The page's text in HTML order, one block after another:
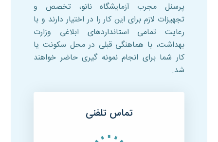
پرسنل مجرب آزمایشگاه نانو، تخصص و
تجهیزات لازم برای این کار را در اختیار دارند و با
رعایت تمامی استانداردهای ابلاغی وزارت
بهداشت، با هماهنگی قبلی در محل سکونت یا
کار شما برای انجام نمونه گیری حاضر خواهند
شد.
تماس تلفنی